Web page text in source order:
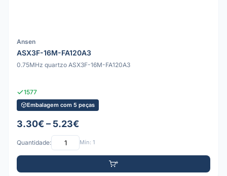
Ansen
ASX3F-16M-FA120A3
0.75MHz quartzo ASX3F-16M-FA120A3
1577
Embalagem com 5 peças
3.30€ – 5.23€
Quantidade: Mín: 1